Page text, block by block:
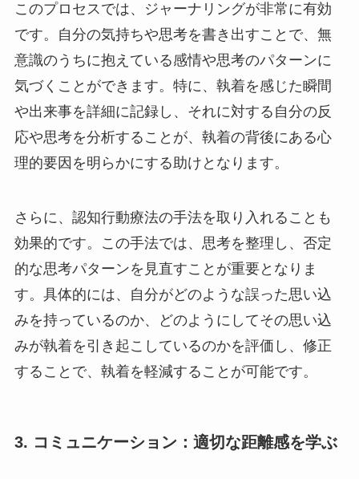
このプロセスでは、ジャーナリングが非常に有効
です。自分の気持ちや思考を書き出すことで、無
意識のうちに抱えている感情や思考のパターンに
気づくことができます。特に、執着を感じた瞬間
や出来事を詳細に記録し、それに対する自分の反
応や思考を分析することが、執着の背後にある心
理的要因を明らかにする助けとなります。
さらに、認知行動療法の手法を取り入れることも
効果的です。この手法では、思考を整理し、否定
的な思考パターンを見直すことが重要となりま
す。具体的には、自分がどのような誤った思い込
みを持っているのか、どのようにしてその思い込
みが執着を引き起こしているのかを評価し、修正
することで、執着を軽減することが可能です。
3. コミュニケーション：適切な距離感を学ぶ